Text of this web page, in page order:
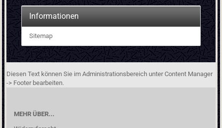
Informationen
Sitemap
Diesen Text können Sie im Administrationsbereich unter Content Manager
-> Footer bearbeiten.
MEHR ÜBER...